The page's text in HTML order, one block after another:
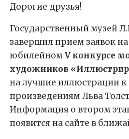
Дорогие друзья!
Государственный музей
завершил прием заявок
юбилейномV конкурсе
художников
на лучшие иллюстрации
произведениям Льва
Информация о втором
появится на сайте в